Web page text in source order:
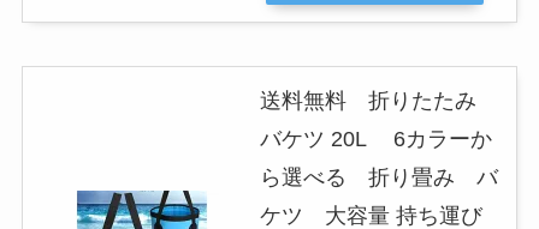
送料無料 折りたたみ
バケツ 20L 6カラーか
ら選べる 折り畳み バ
ケツ 大容量 持ち運び